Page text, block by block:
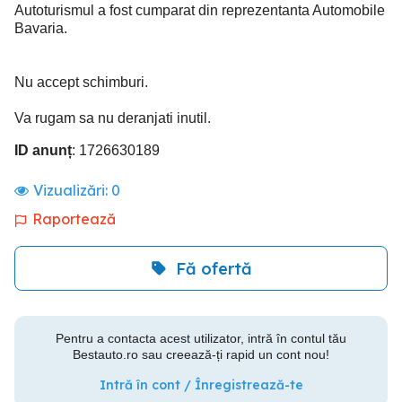
Autoturismul a fost cumparat din reprezentanta Automobile
Bavaria.
Nu accept schimburi.
Va rugam sa nu deranjati inutil.
ID anunț: 1726630189
Vizualizări: 0
Raportează
Fă ofertă
Pentru a contacta acest utilizator, intră în contul tău
Bestauto.ro sau creează-ți rapid un cont nou!
Intră în cont / Înregistrează-te